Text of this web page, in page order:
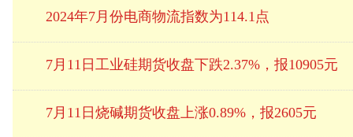
2024年7月份电商物流指数为114.1点
7月11日工业硅期货收盘下跌2.37%，报10905元
7月11日烧碱期货收盘上涨0.89%，报2605元